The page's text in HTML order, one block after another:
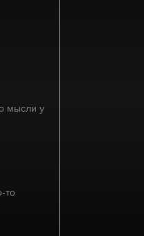
мысли у
то